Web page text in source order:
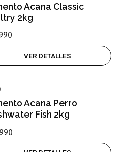
Acana Classic
2kg
VER DETALLES
Acana Perro
Fish 2kg